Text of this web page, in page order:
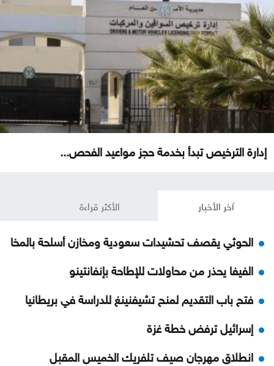
إدارة الترخيص تبدأ بخدمة حجز مواعيد الفحص...
آخر الأخبار الأكثر قراءة
الحوثي يقصف تحشيدات سعودية ومخازن أسلحة بالمخا
الفيفا يحذر من محاولات للإطاحة بإنفانتينو
فتح باب التقديم لمنح تشيفنينغ للدراسة في بريطانيا
إسرائيل ترفض خطة غزة
انطلاق مهرجان صيف تلفريك الخميس المقبل